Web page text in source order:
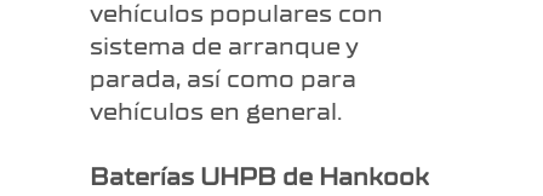
vehículos populares con
sistema de arranque y
parada, así como para
vehículos en general.
Baterías UHPB de Hankook